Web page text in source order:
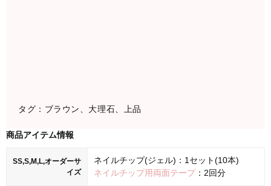
タグ：ブラウン、大理石、上品
商品アイテム情報
SS,S,M,L,オーダーサ
イズ
ネイルチップ(ジェル)：1セット(10本)
ネイルチップ用両面テープ：2回分